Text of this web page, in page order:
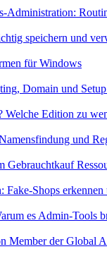
speichern und
für Windows
Domain und
Welche Edition zu
und
Gebrauchtkauf
Shops erkennen
es Admin-Tools
Member der Global